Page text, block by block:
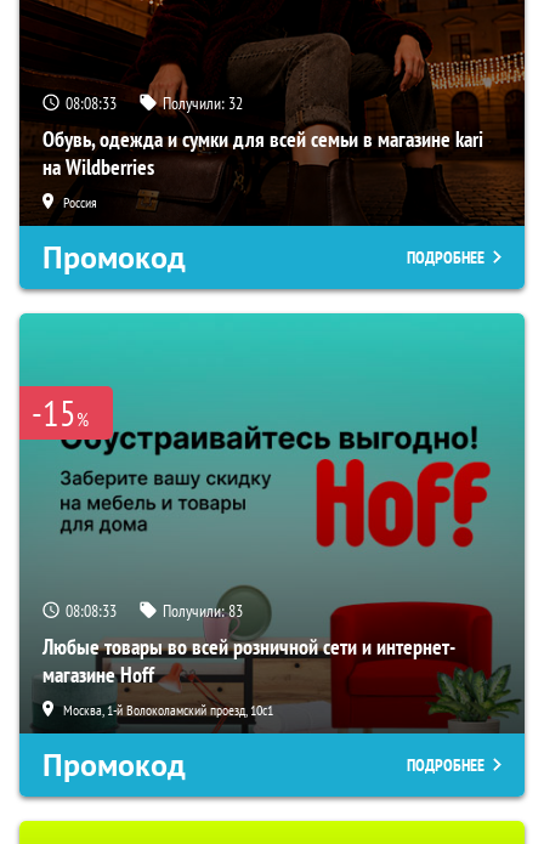
08:08:32 Получили: 32
Обувь, одежда и сумки для всей семьи в магазине kari
на Wildberries
Россия
Промокод ПОДРОБНЕЕ
-15%
08:08:32 Получили:83
Любые товары во всей розничной сети и интернет-
магазине Hoff
Москва, 1-й Волоколамский проезд, 10с1
Промокод ПОДРОБНЕЕ